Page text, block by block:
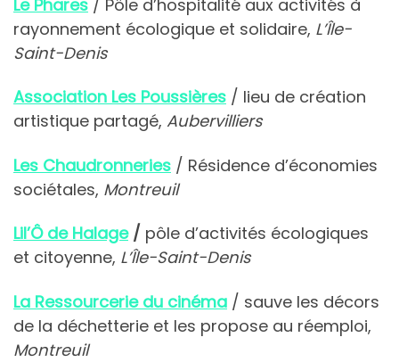
Le Phares / Pôle d’hospitalité aux activités à
rayonnement écologique et solidaire, L’Île-
Saint-Denis
Association Les Poussières / lieu de création
artistique partagé, Aubervilliers
Les Chaudronneries / Résidence d’économies
sociétales, Montreuil
Lil’Ô de Halage/ pôle d’activités écologiques
et citoyenne, L’Île-Saint-Denis
La Ressourcerie du cinéma / sauve les décors
de la déchetterie et les propose au réemploi,
Montreuil